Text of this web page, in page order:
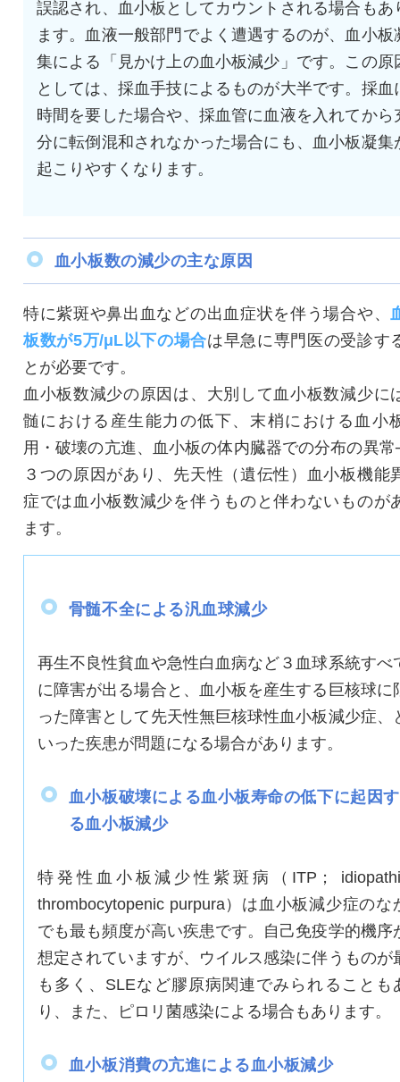
誤認され、血小板としてカウントされる場合もあ
ます。血液一般部門でよく遭遇するのが、血小板
集による「見かけ上の血小板減少」です。この原
としては、採血手技によるものが大半です。採血
時間を要した場合や、採血管に血液を入れてから
分に転倒混和されなかった場合にも、血小板凝集
起こりやすくなります。
血小板数の減少の主な原因
特に紫斑や鼻出血などの出血症状を伴う場合や、
板数が5万/μL以下の場合は早急に専門医の受診す
とが必要です。
血小板数減少の原因は、大別して血小板数減少に
髄における産生能力の低下、末梢における血小
用・破壊の亢進、血小板の体内臓器での分布の異
３つの原因があり、先天性（遺伝性）血小板機能
症では血小板数減少を伴うものと伴わないものが
ます。
骨髄不全による汎血球減少
再生不良性貧血や急性白血病など３血球系統すべ
に障害が出る場合と、血小板を産生する巨核球に
った障害として先天性無巨核球性血小板減少症、
いった疾患が問題になる場合があります。
血小板破壊による血小板寿命の低下に起因す
る血小板減少
特発性血小板減少性紫斑病（ITP；
thrombocytopenic purpura）は血小板減少症のな
でも最も頻度が高い疾患です。自己免疫学的機序
想定されていますが、ウイルス感染に伴うものが
も多く、SLEなど膠原病関連でみられることも
り、また、ピロリ菌感染による場合もあります。
血小板消費の亢進による血小板減少